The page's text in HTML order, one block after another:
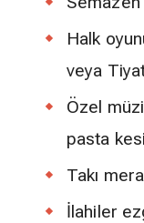
Halk
veya
Özel
pasta
Takı
İlahiler